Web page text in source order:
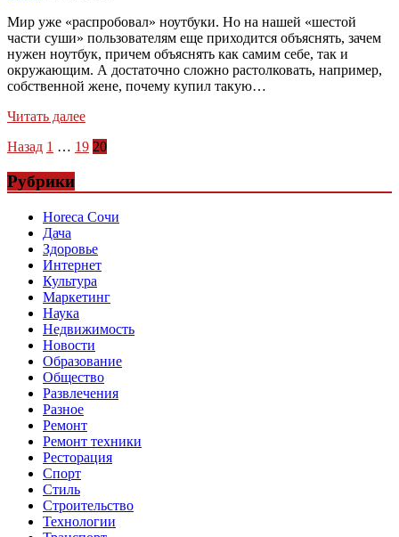
Мир уже «распробовал» ноутбуки. Но на нашей «шестой
части суши» пользователям еще приходится объяснять, зачем
нужен ноутбук, причем объяснять как самим себе, так и
окружающим. А достаточно сложно растолковать, например,
собственной жене, почему купил такую…
Читать далее
Пагинация
записей
Назад 1 … 19 20
Рубрики
Horeca Сочи
Дача
Здоровье
Интернет
Культура
Маркетинг
Наука
Недвижимость
Новости
Образование
Общество
Развлечения
Разное
Ремонт
Ремонт техники
Ресторация
Спорт
Стиль
Строительство
Технологии